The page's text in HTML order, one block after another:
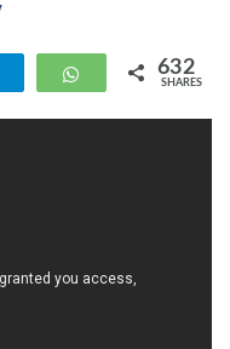
Telegram WhatsApp
632
SHARES